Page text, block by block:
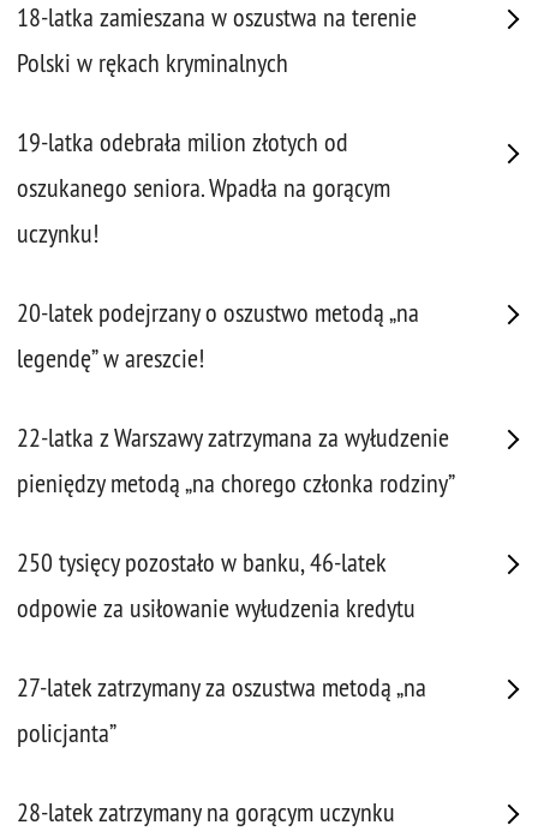
18-latka zamieszana w oszustwa na terenie
Polski w rękach kryminalnych
19-latka odebrała milion złotych od
oszukanego seniora. Wpadła na gorącym
uczynku!
20-latek podejrzany o oszustwo metodą „na
legendę” w areszcie!
22-latka z Warszawy zatrzymana za wyłudzenie
pieniędzy metodą „na chorego członka rodziny”
250 tysięcy pozostało w banku, 46-latek
odpowie za usiłowanie wyłudzenia kredytu
27-latek zatrzymany za oszustwa metodą „na
policjanta”
28-latek zatrzymany na gorącym uczynku